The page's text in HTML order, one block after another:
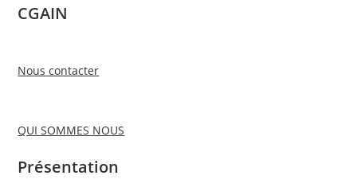
CGAIN
Nous contacter
QUI SOMMES NOUS
Présentation